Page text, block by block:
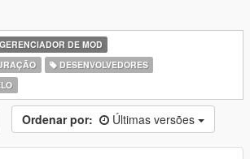
GERENCIADOR DE MOD
DESENVOLVEDORES
Ordenar por: Últimas versões